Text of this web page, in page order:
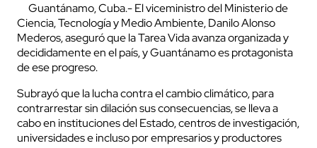
Guantánamo, Cuba.- El viceministro del Ministerio de
Ciencia, Tecnología y Medio Ambiente, Danilo Alonso
Mederos, aseguró que la Tarea Vida avanza organizada y
decididamente en el país, y Guantánamo es protagonista
de ese progreso.
Subrayó que la lucha contra el cambio climático, para
contrarrestar sin dilación sus consecuencias, se lleva a
cabo en instituciones del Estado, centros de investigación,
universidades e incluso por empresarios y productores